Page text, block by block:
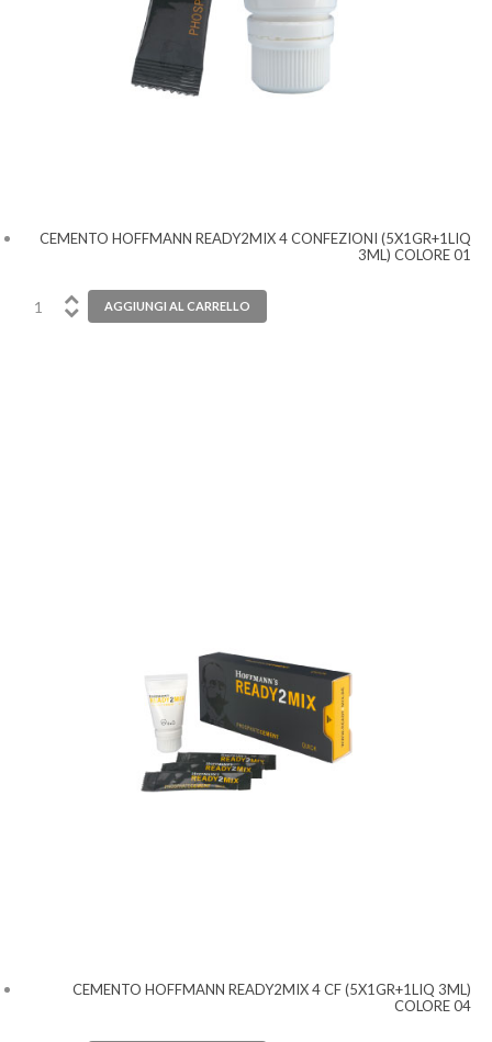
CEMENTO HOFFMANN READY2MIX 4 CONFEZIONI (5X1GR+1LIQ
3ML) COLORE 01
CEMENTO HOFFMANN READY2MIX 4 CF (5X1GR+1LIQ 3ML)
COLORE 04